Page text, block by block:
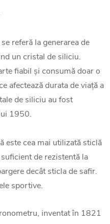
referă la generarea de
un cristal de siliciu.
fiabil și consumă doar o
afectează durata de viață a
de siliciu au fost
1950.
este cea mai utilizată sticlă
de rezistentă la
decât sticla de safir.
sportive.
inventat în 1821